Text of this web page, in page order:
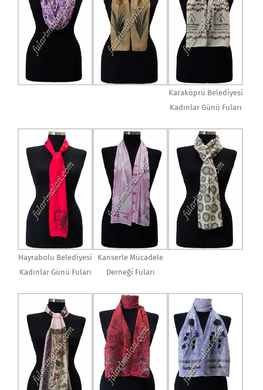
Karaköprü Belediyesi
Kadınlar Günü Fuları
Hayrabolu Belediyesi
Kadınlar Günü Fuları
Kanserle Mücadele
Derneği Fuları